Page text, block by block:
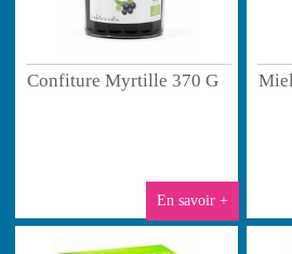
Confiture Myrtille 370 G
En savoir +